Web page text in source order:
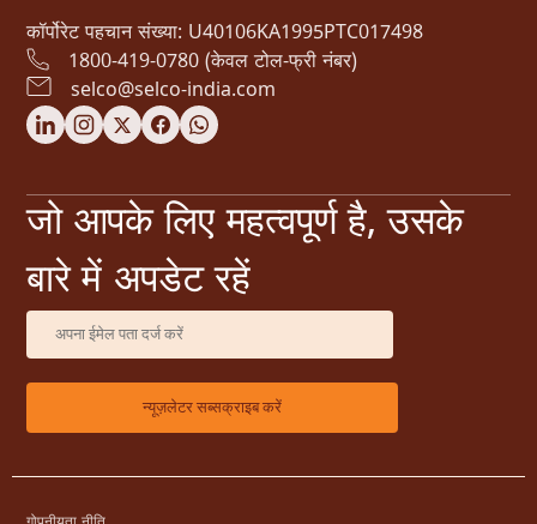
कॉर्पोरेट पहचान संख्या: U40106KA1995PTC017498
1800-419-0780 (केवल टोल-फ्री नंबर)
selco@selco-india.com
जो आपके लिए महत्वपूर्ण है, उसके
बारे में अपडेट रहें